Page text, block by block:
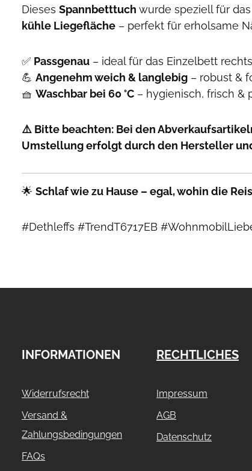
Dieses Spannbetttuch wurde speziell für das
kühle Liegefläche – perfekt für erholsame
✅ Passgenau – ideal für das Einzelbett rechts
💪 Angenehm weich & langlebig – robust &
🧺 Waschbar bei 60 °C – hygienisch, frisch &
⚠️ Bitte beachten: Bei den
Umstellung erfolgt durch den Hersteller
🌟 Schlaf wie zu Hause – egal, wohin die
#Dethleffs #TrendT6717EB
INFORMATIONEN
Widerrufsrecht
Versand &
Zahlungsbedingungen
FAQs
RECHTLICHES
Impressum
AGB
Datenschutz